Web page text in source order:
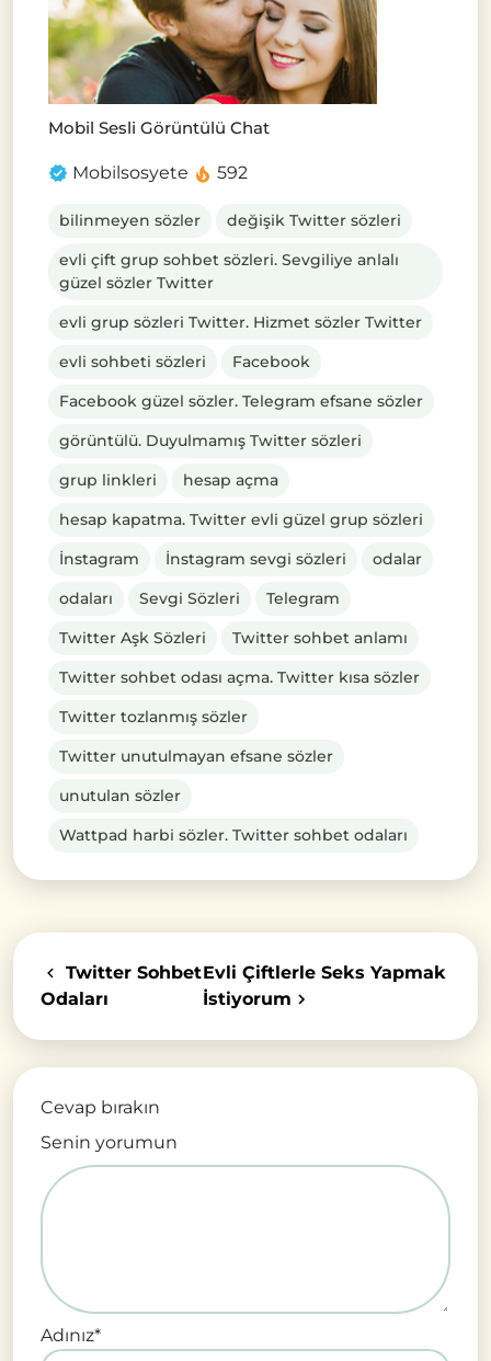
Mobil Sesli Görüntülü Chat
Mobilsosyete 592
bilinmeyen sözler
değişik Twitter sözleri
evli çift grup sohbet sözleri. Sevgiliye anlalı
güzel sözler Twitter
evli grup sözleri Twitter. Hizmet sözler Twitter
evli sohbeti sözleri
Facebook
Facebook güzel sözler. Telegram efsane sözler
görüntülü. Duyulmamış Twitter sözleri
grup linkleri
hesap açma
hesap kapatma. Twitter evli güzel grup sözleri
İnstagram
İnstagram sevgi sözleri
odalar
odaları
Sevgi Sözleri
Telegram
Twitter Aşk Sözleri
Twitter sohbet anlamı
Twitter sohbet odası açma. Twitter kısa sözler
Twitter tozlanmış sözler
Twitter unutulmayan efsane sözler
unutulan sözler
Wattpad harbi sözler. Twitter sohbet odaları
Twitter Sohbet
Odaları
Evli Çiftlerle Seks Yapmak
İstiyorum
Cevap bırakın
Senin yorumun
Adınız*